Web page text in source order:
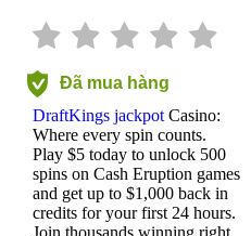
Đã mua hàng
DraftKings jackpot Casino:
Where every spin counts.
Play $5 today to unlock 500
spins on Cash Eruption games
and get up to $1,000 back in
credits for your first 24 hours.
Join thousands winning right